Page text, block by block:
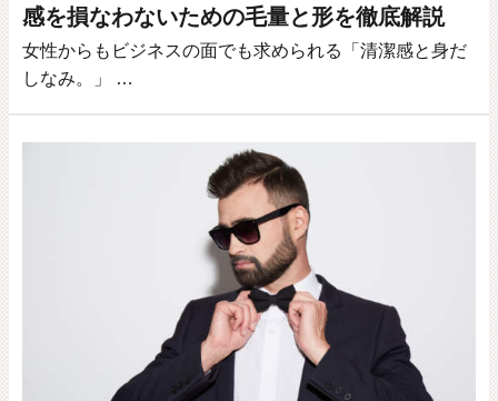
感を損なわないための毛量と形を徹底解説
女性からもビジネスの面でも求められる「清潔感と身だ
しなみ。」 …